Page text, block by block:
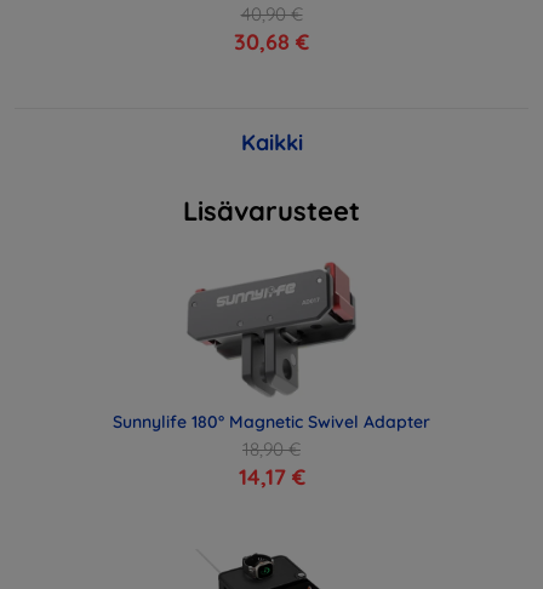
40,90 €
30,68 €
Kaikki
Lisävarusteet
Sunnylife 180° Magnetic Swivel Adapter
18,90 €
14,17 €